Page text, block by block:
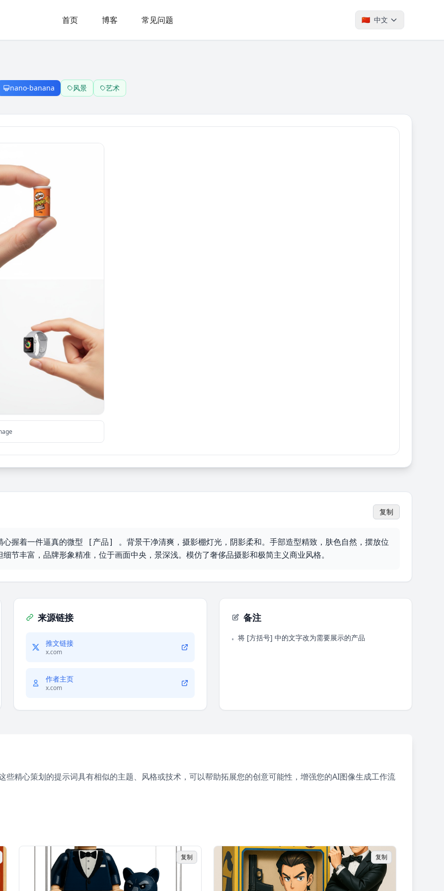
首页 博客 常见问题 🇨🇳 中文
nano-banana 风景 艺术
复制
心握着一件逼真的微型 [产品] 。背景干净清爽，摄影棚灯光，阴影柔和。手部造型精致，肤色自然，摆放位
节丰富，品牌形象精准，位于画面中央，景深浅。模仿了奢侈品摄影和极简主义商业风格。
来源链接
推文链接
x.com
作者主页
x.com
备注
• 将 [方括号] 中的文字改为需要展示的产品
些精心策划的提示词具有相似的主题、风格或技术，可以帮助拓展您的创意可能性，增强您的AI图像生成工作流
复制 复制